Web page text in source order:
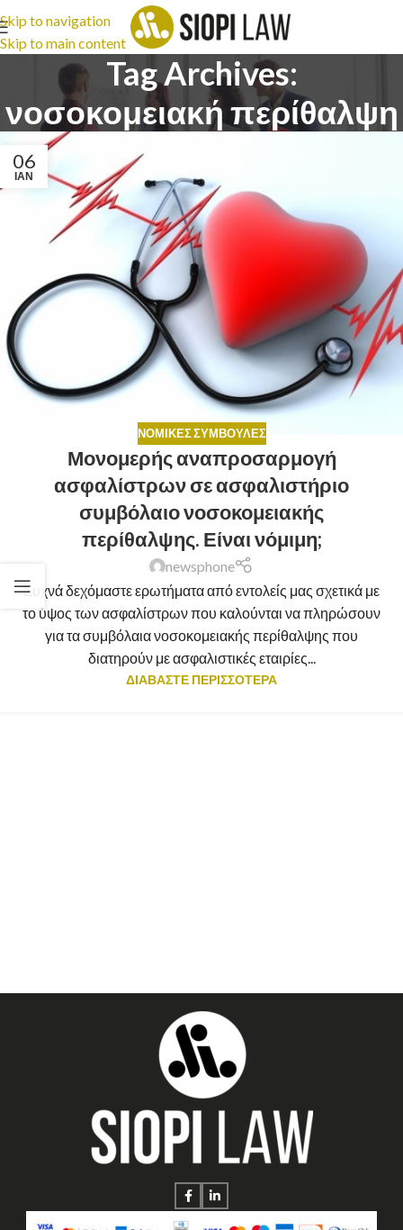
Skip to navigation
Skip to main content
Tag Archives:
νοσοκομειακή περίθαλψη
06
ΙΑΝ
ΝΟΜΙΚΈΣ ΣΥΜΒΟΥΛΈΣ
Μονομερής αναπροσαρμογή
ασφαλίστρων σε ασφαλιστήριο
συμβόλαιο νοσοκομειακής
περίθαλψης. Είναι νόμιμη;
newsphone
Συχνά δεχόμαστε ερωτήματα από εντολείς μας σχετικά με
το ύψος των ασφαλίστρων που καλούνται να πληρώσουν
για τα συμβόλαια νοσοκομειακής περίθαλψης που
διατηρούν με ασφαλιστικές εταιρίες...
ΔΙΑΒΑΣΤΕ ΠΕΡΙΣΣΟΤΕΡΑ